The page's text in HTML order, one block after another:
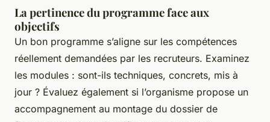
La pertinence du programme face aux
objectifs
Un bon programme s’aligne sur les compétences
réellement demandées par les recruteurs. Examinez
les modules : sont-ils techniques, concrets, mis à
jour ? Évaluez également si l’organisme propose un
accompagnement au montage du dossier de